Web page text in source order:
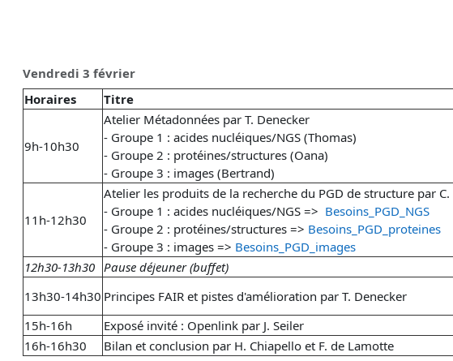
Vendredi 3 février
Horaires
Titre
9h-10h30
Atelier Métadonnées par T. Denecker
- Groupe 1 : acides nucléiques/NGS (Thomas)
- Groupe 2 : protéines/structures (Oana)
- Groupe 3 : images (Bertrand)
11h-12h30
Atelier les produits de la recherche du PGD de structure par
- Groupe 1 : acides nucléiques/NGS => Besoins_PGD_NGS
- Groupe 2 : protéines/structures => Besoins_PGD_proteines
- Groupe 3 : images => Besoins_PGD_images
12h30-13h30 Pause déjeuner (buffet)
13h30-14h30 Principes FAIR et pistes d'amélioration par T. Denecker
15h-16h
Exposé invité : Openlink par J. Seiler
16h-16h30
Bilan et conclusion par H. Chiapello et F. de Lamotte